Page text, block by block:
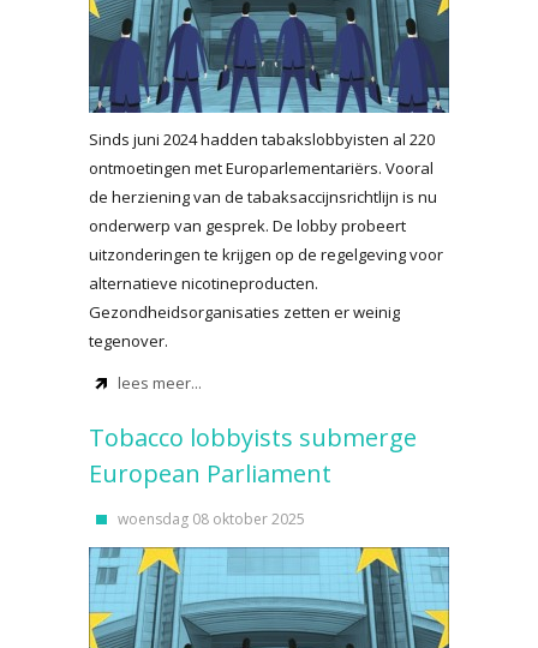
Sinds juni 2024 hadden tabakslobbyisten al 220
ontmoetingen met Europarlementariërs. Vooral
de herziening van de tabaksaccijnsrichtlijn is nu
onderwerp van gesprek. De lobby probeert
uitzonderingen te krijgen op de regelgeving voor
alternatieve nicotineproducten.
Gezondheidsorganisaties zetten er weinig
tegenover.
lees meer...
Tobacco lobbyists submerge
European Parliament
woensdag 08 oktober 2025